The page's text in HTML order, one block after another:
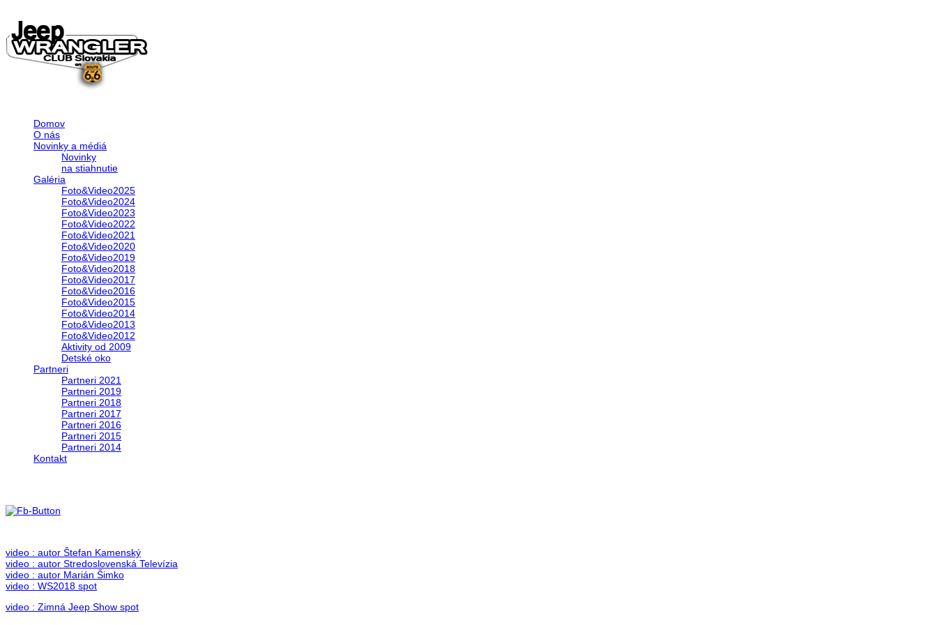
Domov
O nás
Novinky a médiá
Novinky
na stiahnutie
Galéria
Foto&Video2025
Foto&Video2024
Foto&Video2023
Foto&Video2022
Foto&Video2021
Foto&Video2020
Foto&Video2019
Foto&Video2018
Foto&Video2017
Foto&Video2016
Foto&Video2015
Foto&Video2014
Foto&Video2013
Foto&Video2012
Aktivity od 2009
Detské oko
Partneri
Partneri 2021
Partneri 2019
Partneri 2018
Partneri 2017
Partneri 2016
Partneri 2015
Partneri 2014
Kontakt
video : autor Štefan Kamenský
video : autor Stredoslovenská Televízia
video : autor Marián Šimko
video : WS2018 spot
video : Zimná Jeep Show spot